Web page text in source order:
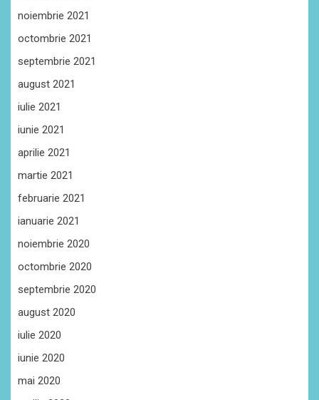
noiembrie 2021
octombrie 2021
septembrie 2021
august 2021
iulie 2021
iunie 2021
aprilie 2021
martie 2021
februarie 2021
ianuarie 2021
noiembrie 2020
octombrie 2020
septembrie 2020
august 2020
iulie 2020
iunie 2020
mai 2020